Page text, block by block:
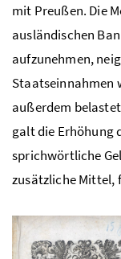
mit Preußen. Die
ausländischen
aufzunehmen,
Staatseinnahmen
außerdem
galt die Erhöhung
sprichwörtliche
zusätzliche Mittel,